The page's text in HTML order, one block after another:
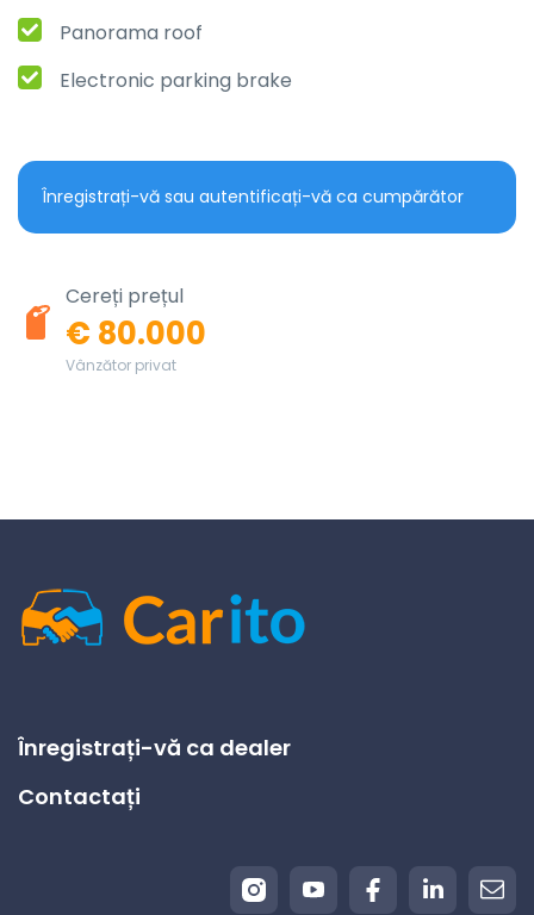
Panorama roof
Electronic parking brake
Înregistrați-vă sau autentificați-vă ca cumpărător
Cereți prețul
€ 80.000
Vânzător privat
Înregistrați-vă ca dealer
Contactați